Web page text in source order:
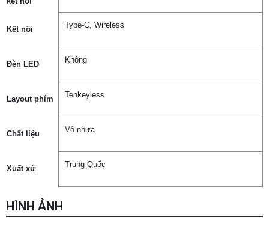
Kết nối Type-C, Wireless
Đèn LED Không
Layout phím Tenkeyless
Chất liệu Vỏ nhựa
Xuất xứ Trung Quốc
HÌNH ẢNH